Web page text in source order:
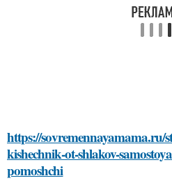
https://sovremennayamama.ru/
kishechnik-ot-shlakov-
pomoshchi